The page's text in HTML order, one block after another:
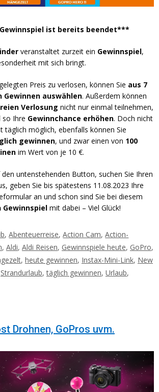
ist bereits beendet***
veranstaltet zurzeit ein Gewinnspiel,
mit sich bringt.
Preis zu verlosen, können Sie aus 7
auswählen. Außerdem können
Verlosung nicht nur einmal teilnehmen,
so Ihre Gewinnchance erhöhen. Doch nicht
täglich möglich, ebenfalls können Sie
gewinnen, und zwar einen von 100
im Wert von je 10 €.
untenstehenden Button, suchen Sie Ihren
geben Sie bis spätestens 11.08.2023 Ihre
an und schon sind Sie bei diesem
mit dabei – Viel Glück!
,Abenteuerreise,Action Cam,Action-
, Aldi, Aldi Reisen, Gewinnspiele heute, GoPro,
, heute gewinnen, Instax-Mini-Link, New
Strandurlaub,täglich gewinnen, Urlaub,
Drohnen, GoPros uvm.